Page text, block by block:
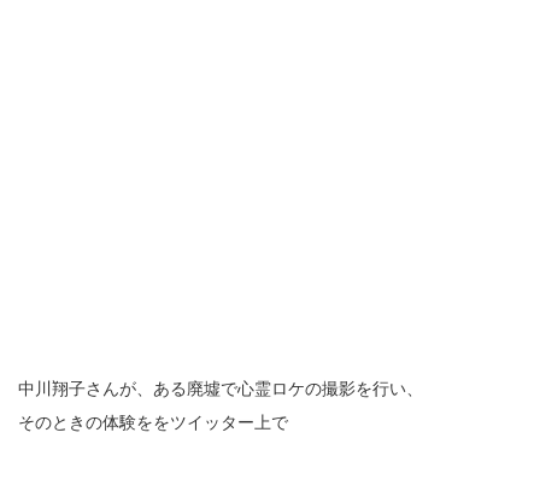
中川翔子さんが、ある廃墟で心霊ロケの撮影を行い、
そのときの体験ををツイッター上で